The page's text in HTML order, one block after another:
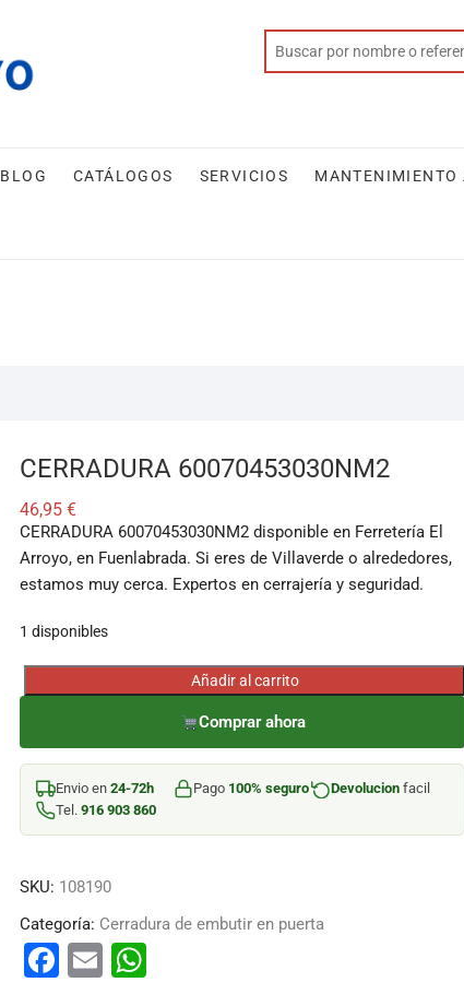
BLOG CATÁLOGOS SERVICIOS MANTENIMIENTO
CERRADURA 60070453030NM2
46,95 €
CERRADURA 60070453030NM2 disponible en Ferretería El
Arroyo, en Fuenlabrada. Si eres de Villaverde o alrededores,
estamos muy cerca. Expertos en cerrajería y seguridad.
1 disponibles
CERRADURA
cantidad
Añadir al carrito
Comprar ahora
Envio en 24-72h Pago 100% seguro Devolucion facil
Tel. 916 903 860
SKU: 108190
Categoría: Cerradura de embutir en puerta
F
E